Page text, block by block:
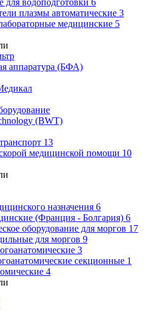
плазмы автоматические 3
медицинские 5
аппаратура (БФА)
(BWT)
13
медицинской помощи 10
назначения 6
(Франция - Болгария) 6
оборудование для моргов 17
для моргов 9
3
секционные 1
4